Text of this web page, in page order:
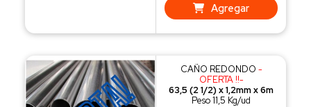
Agregar
CAÑO REDONDO -
OFERTA !!-
63,5 (2 1/2) x 1,2mm x 6m
Peso 11,5 Kg/ud